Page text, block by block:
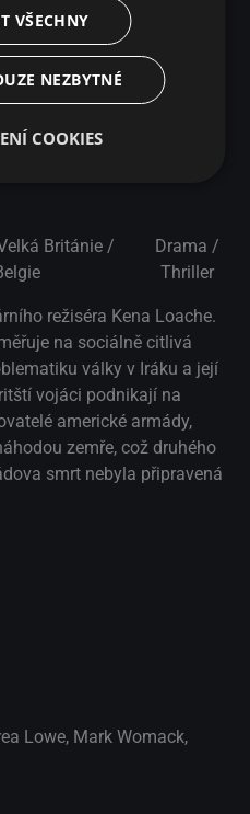
Británie /
Drama /
Thriller
režiséra Kena Loache.
na sociálně citlivá
války v Iráku a její
vojáci podnikají na
americké armády,
zemře, což druhého
smrt nebyla připravená
Lowe, Mark Womack,
VŠECHNY
NEZBYTNÉ
COOKIES